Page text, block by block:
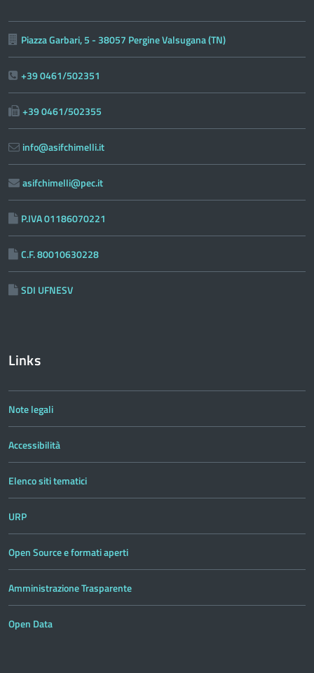
Piazza Garbari, 5 - 38057 Pergine Valsugana (TN)
+39 0461/502351
+39 0461/502355
info@asifchimelli.it
asifchimelli@pec.it
P.IVA 01186070221
C.F. 80010630228
SDI UFNESV
Links
Note legali
Accessibilità
Elenco siti tematici
URP
Open Source e formati aperti
Amministrazione Trasparente
Open Data